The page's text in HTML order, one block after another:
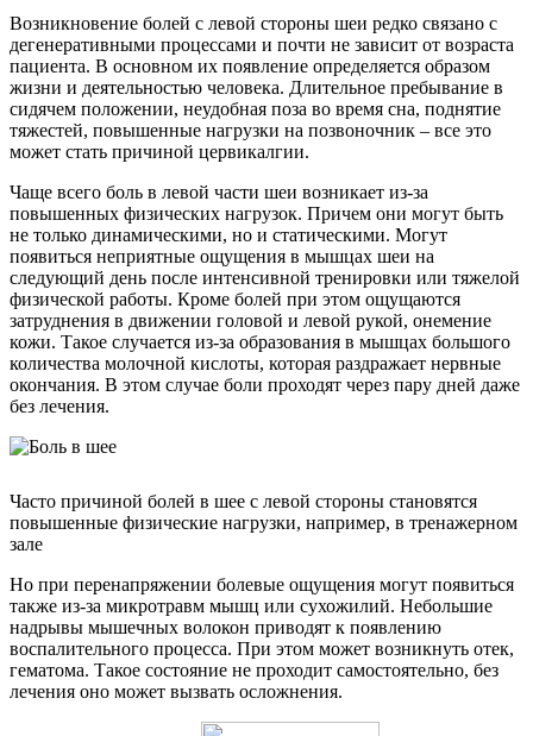
Возникновение болей с левой стороны шеи редко связано с
дегенеративными процессами и почти не зависит от возраста
пациента. В основном их появление определяется образом
жизни и деятельностью человека. Длительное пребывание в
сидячем положении, неудобная поза во время сна, поднятие
тяжестей, повышенные нагрузки на позвоночник – все это
может стать причиной цервикалгии.
Чаще всего боль в левой части шеи возникает из-за
повышенных физических нагрузок. Причем они могут быть
не только динамическими, но и статическими. Могут
появиться неприятные ощущения в мышцах шеи на
следующий день после интенсивной тренировки или тяжелой
физической работы. Кроме болей при этом ощущаются
затруднения в движении головой и левой рукой, онемение
кожи. Такое случается из-за образования в мышцах большого
количества молочной кислоты, которая раздражает нервные
окончания. В этом случае боли проходят через пару дней даже
без лечения.
Часто причиной болей в шее с левой стороны становятся
повышенные физические нагрузки, например, в тренажерном
зале
Но при перенапряжении болевые ощущения могут появиться
также из-за микротравм мышц или сухожилий. Небольшие
надрывы мышечных волокон приводят к появлению
воспалительного процесса. При этом может возникнуть отек,
гематома. Такое состояние не проходит самостоятельно, без
лечения оно может вызвать осложнения.